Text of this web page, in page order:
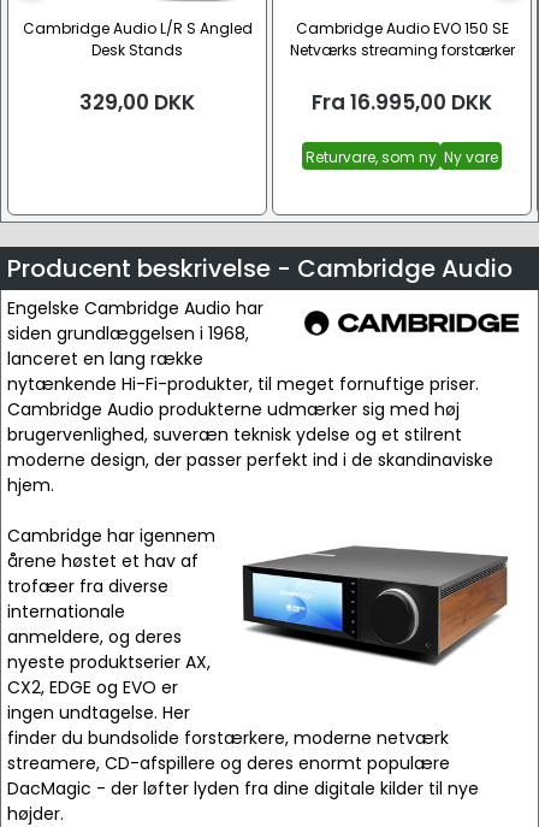
Cambridge Audio L/R S Angled
Desk Stands
329,00 DKK
Cambridge Audio EVO 150 SE
Netværks streaming forstærker
Fra 16.995,00 DKK
Returvare, som ny Ny vare
Producent beskrivelse - Cambridge Audio
Engelske Cambridge Audio har
siden grundlæggelsen i 1968,
lanceret en lang række
nytænkende Hi-Fi-produkter, til meget fornuftige priser.
Cambridge Audio produkterne udmærker sig med høj
brugervenlighed, suveræn teknisk ydelse og et stilrent
moderne design, der passer perfekt ind i de skandinaviske
hjem.
Cambridge har igennem
årene høstet et hav af
trofæer fra diverse
internationale
anmeldere, og deres
nyeste produktserier AX,
CX2, EDGE og EVO er
ingen undtagelse. Her
finder du bundsolide forstærkere, moderne netværk
streamere, CD-afspillere og deres enormt populære
DacMagic - der løfter lyden fra dine digitale kilder til nye
højder.